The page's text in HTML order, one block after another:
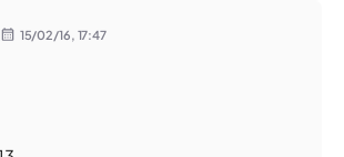
15/02/16, 17:47